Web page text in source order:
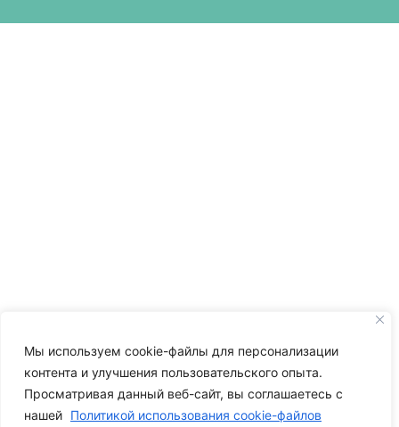
Мы используем cookie-файлы для персонализации
контента и улучшения пользовательского опыта.
Просматривая данный веб-сайт, вы соглашаетесь с
нашей Политикой использования cookie-файлов